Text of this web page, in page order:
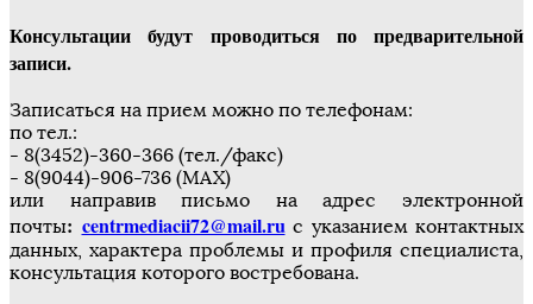
Консультации будут проводиться по предварительной
записи.
Записаться на прием можно по телефонам:
по тел.:
- 8(3452)-360-366 (тел./факс)
- 8(9044)-906-736 (MAX)
или направив письмо на адрес электронной
почты: centrmediacii72@mail.ruс указанием контактных
данных, характера проблемы и профиля специалиста,
консультация которого востребована.